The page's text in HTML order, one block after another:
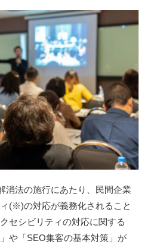
消法の施行にあたり、民間企業
(※)の対応が義務化されること
セシビリティの対応に関する
や「SEO集客の基本対策」が